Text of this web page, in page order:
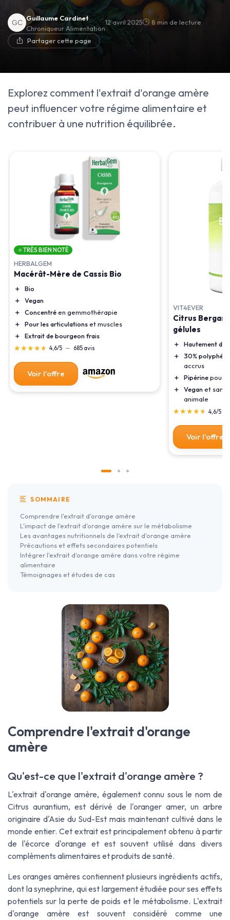
Guillaume Cardinet
Chroniqueur Alimentation
12 avril 2025 8 min de lecture
Partager cette page
Explorez comment l'extrait d'orange amère
peut influencer votre régime alimentaire et
contribuer à une nutrition équilibrée.
⭐ TRÈS BIEN NOTÉ
HERBALGEM
Macérât-Mère de Cassis Bio
＋
Bio
＋
Vegan
＋
Concentréen gemmothérapie
＋
Pour les articulationset muscles
＋
Extrait de bourgeon frais
★★★★★
★★★★★ 4,6/5 — 685 avis
Voir l'offre
VIT4EVER
Citrus
gélules
＋
Hautement
＋
30%
accrus
＋
Pipérinepour
＋
Veganet sans
animale
★★★★★
★★★★★ 4,6/5
Voir l'offre
SOMMAIRE
Comprendre l'extrait d'orange amère
L'impact de l'extrait d'orange amère sur le métabolisme
Les avantages nutritionnels de l'extrait d'orange amère
Précautions et effets secondaires potentiels
Intégrer l'extrait d'orange amère dans votre régime
alimentaire
Témoignages et études de cas
Comprendre l'extrait d'orange
amère
Qu'est-ce que l'extrait d'orange amère ?
L'extrait d'orange amère, également connu sous le nom de
Citrus aurantium, est dérivé de l'oranger amer, un arbre
originaire d'Asie du Sud-Est mais maintenant cultivé dans le
monde entier. Cet extrait est principalement obtenu à partir
de l'écorce d'orange et est souvent utilisé dans divers
compléments alimentaires et produits de santé.
Les oranges amères contiennent plusieurs ingrédients actifs,
dont la synephrine, qui est largement étudiée pour ses effets
potentiels sur la perte de poids et le métabolisme. L'extrait
d'orange amère est souvent considéré comme une